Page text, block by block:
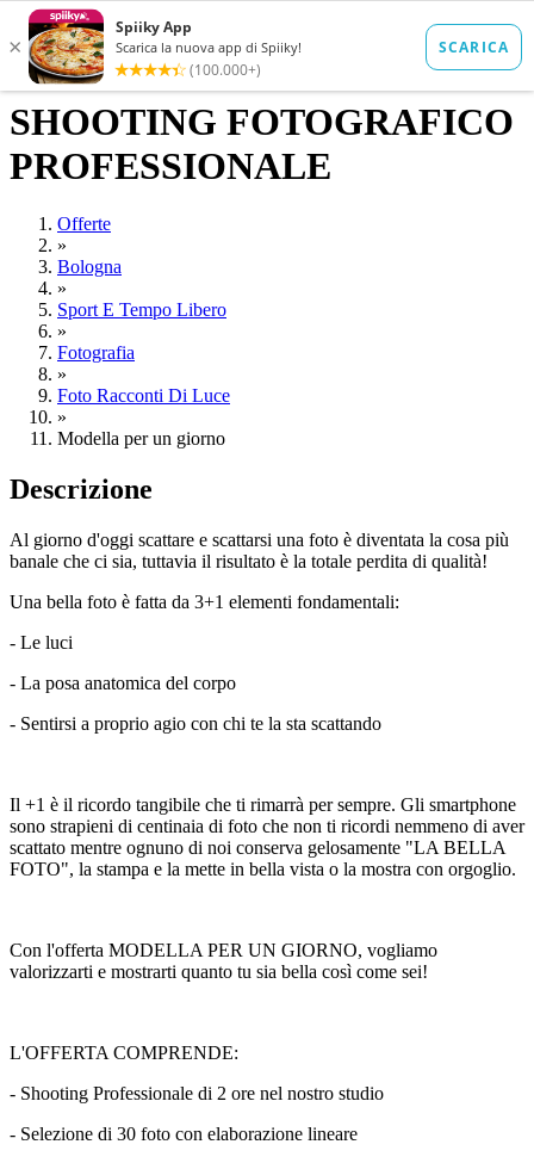
SHOOTING FOTOGRAFICO
PROFESSIONALE
Offerte
»
Bologna
»
Sport E Tempo Libero
»
Fotografia
»
Foto Racconti Di Luce
»
Modella per un giorno
Descrizione
Al giorno d'oggi scattare e scattarsi una foto è diventata la cosa più
banale che ci sia, tuttavia il risultato è la totale perdita di qualità!
Una bella foto è fatta da 3+1 elementi fondamentali:
- Le luci
- La posa anatomica del corpo
- Sentirsi a proprio agio con chi te la sta scattando
Il +1 è il ricordo tangibile che ti rimarrà per sempre. Gli smartphone
sono strapieni di centinaia di foto che non ti ricordi nemmeno di aver
scattato mentre ognuno di noi conserva gelosamente "LA BELLA
FOTO", la stampa e la mette in bella vista o la mostra con orgoglio.
Con l'offerta MODELLA PER UN GIORNO, vogliamo
valorizzarti e mostrarti quanto tu sia bella così come sei!
L'OFFERTA COMPRENDE:
- Shooting Professionale di 2 ore nel nostro studio
- Selezione di 30 foto con elaborazione lineare